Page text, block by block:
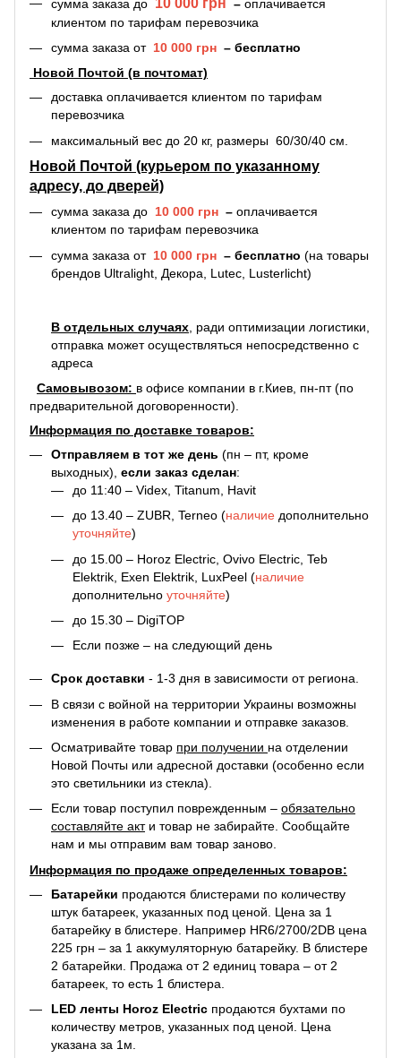
сумма заказа до – оплачивается
клиентом по тарифам перевозчика
сумма заказа от 10 000 грн – бесплатно
Новой Почтой (в почтомат)
доставка оплачивается клиентом по тарифам
перевозчика
максимальный вес до 20 кг, размеры 60/30/40 см.
Новой Почтой (курьером по указанному
адресу, до дверей)
сумма заказа до 10 000 грн – оплачивается
клиентом по тарифам перевозчика
сумма заказа от 10 000 грн – бесплатно (на товары
брендов Ultralight, Декора, Lutec, Lusterlicht)
В отдельных случаях , ради оптимизации логистики,
отправка может осуществляться непосредственно с
адреса
Самовывозом: в офисе компании в г.Киев, пн-пт (по
предварительной договоренности).
Информация по доставке товаров:
Отправляем в тот же день (пн – пт, кроме
выходных), если заказ сделан:
до 11:40 – Videx, Titanum, Havit
до 13.40 – ZUBR, Terneo (наличие дополнительно
уточняйте)
до 15.00 – Horoz Electric, Ovivo Electric, Teb
Elektrik, Exen Elektrik, LuxPeel (наличие
дополнительно уточняйте)
до 15.30 – DigiTOP
Если позже – на следующий день
Срок доставки - 1-3 дня в зависимости от региона.
В связи с войной на территории Украины возможны
изменения в работе компании и отправке заказов.
Осматривайте товар при получении на отделении
Новой Почты или адресной доставки (особенно если
это светильники из стекла).
Если товар поступил поврежденным – обязательно
составляйте акти товар не забирайте. Сообщайте
нам и мы отправим вам товар заново.
Информация по продаже определенных товаров:
Батарейки продаются блистерами по количеству
штук батареек, указанных под ценой. Цена за 1
батарейку в блистере. Например HR6/2700/2DB цена
225 грн – за 1 аккумуляторную батарейку. В блистере
2 батарейки. Продажа от 2 единиц товара – от 2
батареек, то есть 1 блистера.
LED ленты Horoz Electric продаются бухтами по
количеству метров, указанных под ценой. Цена
указана за 1м.